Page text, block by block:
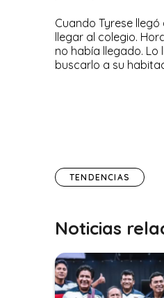
Cuando Tyrese
llegar al colegio.
no había llegado.
buscarlo a su
TENDENCIAS
Noticias